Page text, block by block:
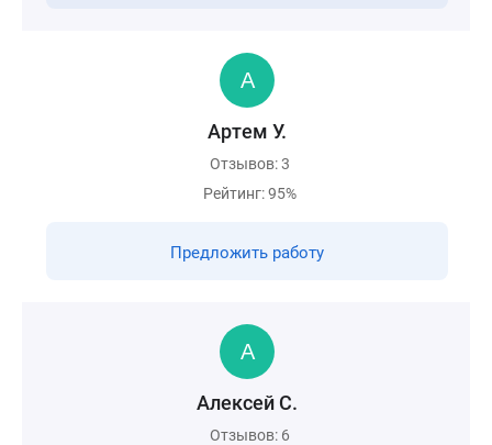
Артем У.
Отзывов: 3
Рейтинг: 95%
Предложить работу
Алексей С.
Отзывов: 6